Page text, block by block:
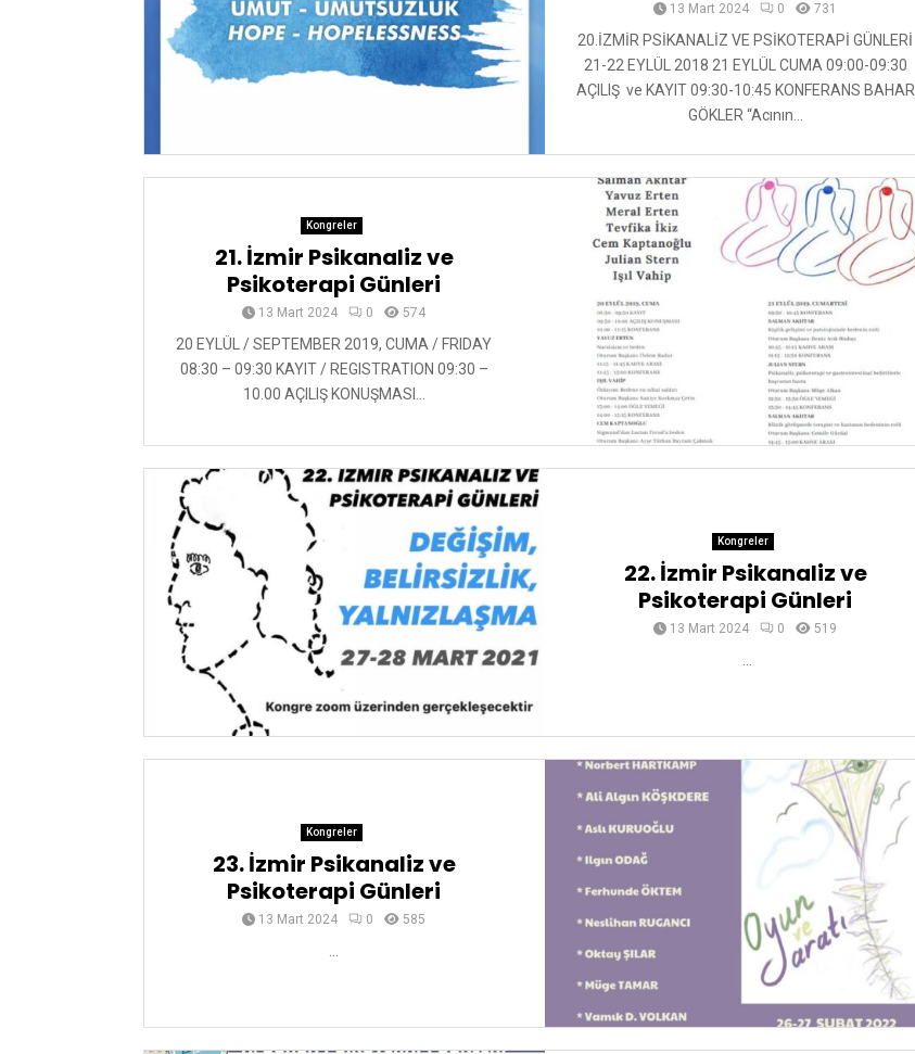
13 Mart 2024 0 731
20.İZMİR PSİKANALİZ VE PSİKOTERAPİ GÜNLERİ
21-22 EYLÜL 2018 21 EYLÜL CUMA 09:00-09:30
AÇILIŞ ve KAYIT 09:30-10:45 KONFERANS BAHAR
GÖKLER “Acının...
Kongreler
21. İzmir Psikanaliz ve
Psikoterapi Günleri
13 Mart 2024 0 574
20 EYLÜL / SEPTEMBER 2019, CUMA / FRIDAY
08:30 – 09:30 KAYIT / REGISTRATION 09:30 –
10.00 AÇILIŞ KONUŞMASI...
Kongreler
22. İzmir Psikanaliz ve
Psikoterapi Günleri
13 Mart 2024 0 519
Kongreler
23. İzmir Psikanaliz ve
Psikoterapi Günleri
13 Mart 2024 0 585